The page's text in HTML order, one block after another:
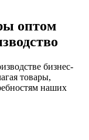
оптом
бизнес-
товары,
наших